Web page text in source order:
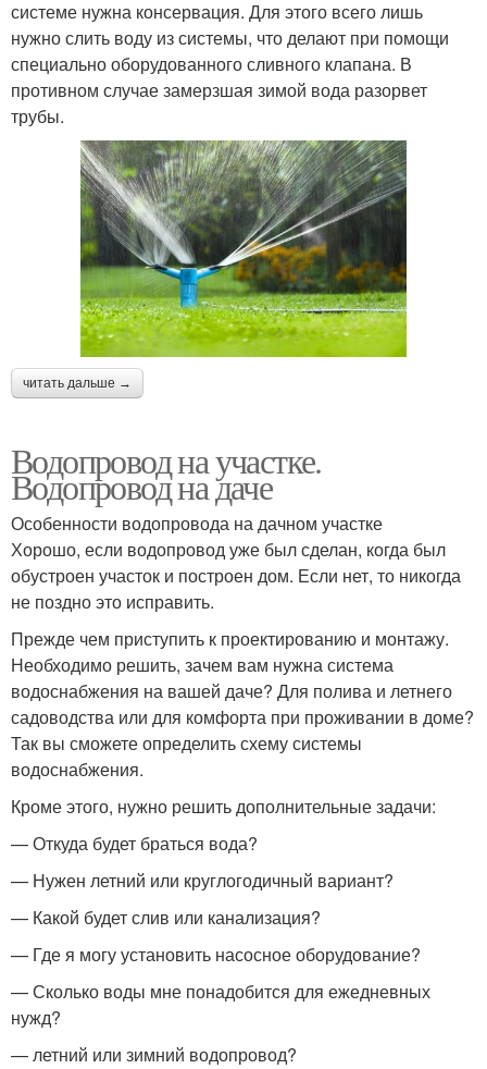
системе нужна консервация. Для этого всего лишь
нужно слить воду из системы, что делают при помощи
специально оборудованного сливного клапана. В
противном случае замерзшая зимой вода разорвет
трубы.
читать дальше →
Водопровод на участке.
Водопровод на даче
Особенности водопровода на дачном участке
Хорошо, если водопровод уже был сделан, когда был
обустроен участок и построен дом. Если нет, то никогда
не поздно это исправить.
Прежде чем приступить к проектированию и монтажу.
Необходимо решить, зачем вам нужна система
водоснабжения на вашей даче? Для полива и летнего
садоводства или для комфорта при проживании в доме?
Так вы сможете определить схему системы
водоснабжения.
Кроме этого, нужно решить дополнительные задачи:
— Откуда будет браться вода?
— Нужен летний или круглогодичный вариант?
— Какой будет слив или канализация?
— Где я могу установить насосное оборудование?
— Сколько воды мне понадобится для ежедневных
нужд?
— летний или зимний водопровод?